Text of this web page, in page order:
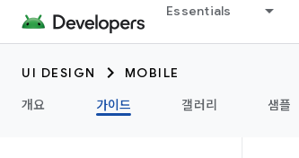
Essentials
UI DESIGN
MOBILE
개요
가이드 갤러리 샘플